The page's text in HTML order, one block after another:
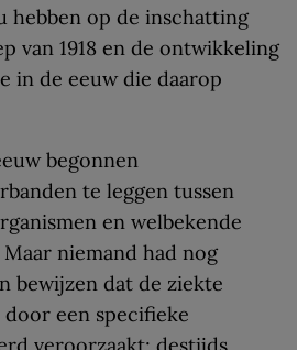
hebben op de inschatting
van 1918 en de ontwikkeling
in de eeuw die daarop
begonnen
te leggen tussen
en welbekende
niemand had nog
bewijzen dat de ziekte
een specifieke